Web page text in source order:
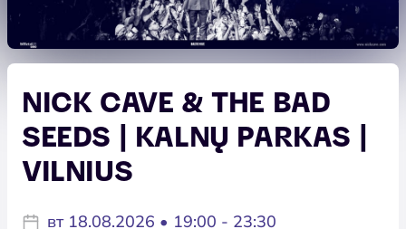
NICK CAVE & THE BAD
SEEDS | KALNŲ PARKAS |
VILNIUS
вт 18.08.2026 • 19:00 - 23:30